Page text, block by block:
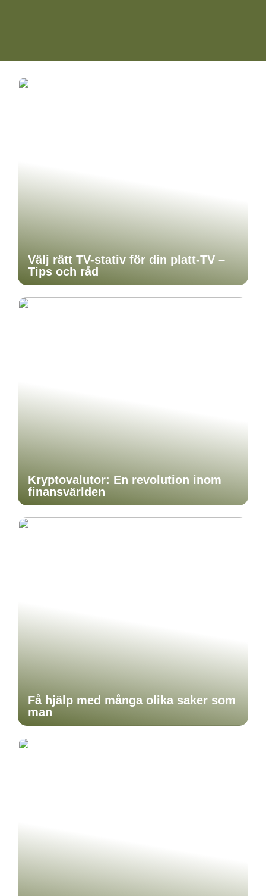
Välj rätt TV-stativ för din platt-TV –
Tips och råd
Kryptovalutor: En revolution inom
finansvärlden
Få hjälp med många olika saker som
man